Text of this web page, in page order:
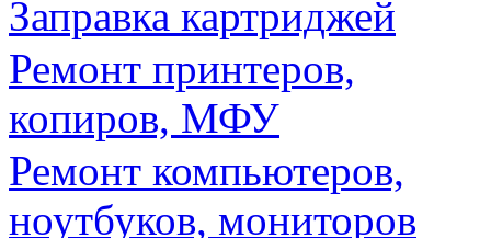
Заправка картриджей
Ремонт принтеров,
копиров, МФУ
Ремонт компьютеров,
ноутбуков, мониторов